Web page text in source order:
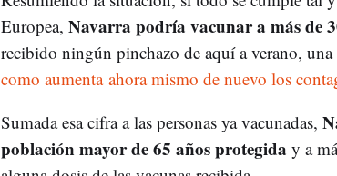
Europea, Navarra podría vacunar a más de
recibido ningún pinchazo de aquí a verano,
como aumenta ahora mismo de nuevo los
Sumada esa cifra a las personas ya vacunadas,
población mayor de 65 años protegida y a